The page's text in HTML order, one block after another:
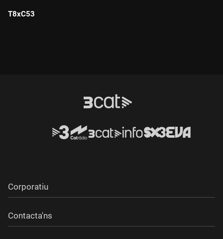
T8xC53
Corporatiu
Contacta'ns